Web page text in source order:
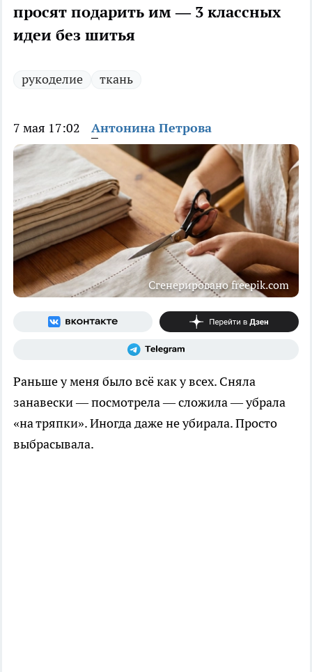
просят подарить им — 3 классных
идеи без шитья
рукоделие ткань
7 мая 17:02 Антонина Петрова
Сгенерировано freepik.com
Раньше у меня было всё как у всех. Сняла
занавески — посмотрела — сложила — убрала
«на тряпки». Иногда даже не убирала. Просто
выбрасывала.